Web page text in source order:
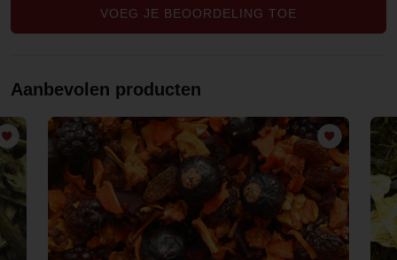
en bij het
VOEG JE BEOORDELING TOE
Aanbevolen producten